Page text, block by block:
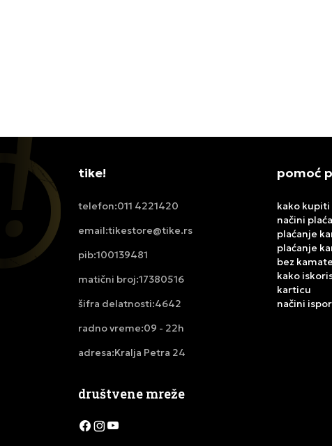
tike!
telefon:011 4221420
email:tikestore@tike.rs
pib:100139481
matični broj:17380516
šifra delatnosti:4642
radno vreme:09 - 22h
adresa:Kralja Petra 24
pomoć
kako kupiti
načini
plaćanje
plaćanje
bez kamate
kako
karticu
načini
društvene mreže